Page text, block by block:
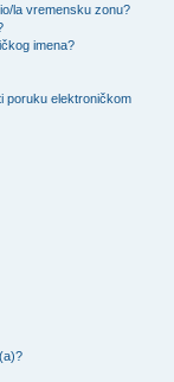
la vremensku zonu?
imena?
poruku elektroničkom